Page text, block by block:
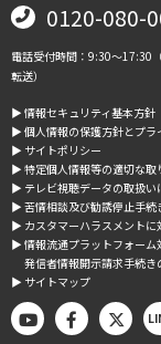
0120-080-
電話受付時間：9:30～17:30
転送）
▶︎ 情報セキュリティ基本方針
▶︎ 個人情報の保護方針とプラ
▶︎ サイトポリシー
▶︎ 特定個人情報等の適切な取
▶︎ テレビ視聴データの取扱い
▶︎ 苦情相談及び勧誘停止手続
▶︎ カスタマーハラスメントに
▶︎ 情報流通プラットフォーム
発信者情報開示請求手続き
▶︎ サイトマップ